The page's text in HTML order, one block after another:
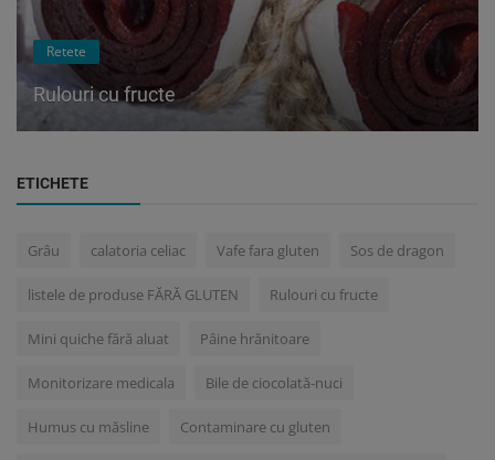
Retete
Rulouri cu fructe
ETICHETE
Grâu calatoria celiac Vafe fara gluten Sos de dragon
listele de produse FĂRĂ GLUTEN Rulouri cu fructe
Mini quiche fără aluat Pâine hrănitoare
Monitorizare medicala Bile de ciocolată-nuci
Humus cu măsline Contaminare cu gluten